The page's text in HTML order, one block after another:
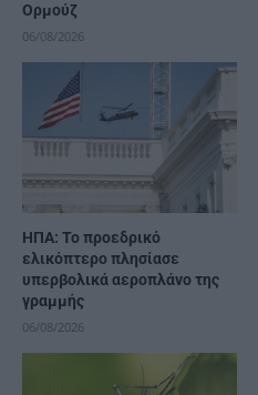
Ορμούζ
06/08/2026
ΗΠΑ: Το προεδρικό
ελικόπτερο πλησίασε
υπερβολικά αεροπλάνο της
γραμμής
06/08/2026